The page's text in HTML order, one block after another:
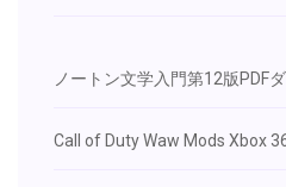
ノートン文学入門第12版PDF
Call of Duty Waw Mods Xbox